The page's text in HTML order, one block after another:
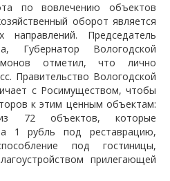
по вовлечению объектов
оборот является
Председатель
Губернатор Вологодской
отметил, что лично
Правительство Вологодской
с Росимуществом, чтобы
к этим ценным объектам:
72 объектов, которые
1 рубль под реставрацию,
под гостиницы,
прилегающей